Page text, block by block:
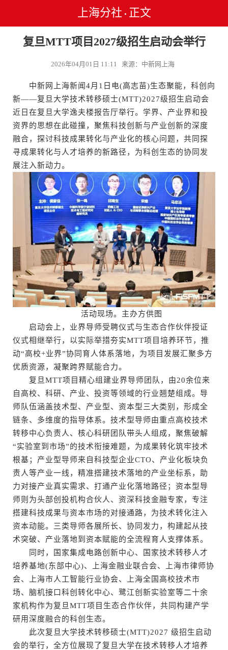
上海分社 • 正文
复旦MTT项目2027级招生启动会举行
2026年04月01日 11:11 来源：中新网上海
中新网上海新闻4月1日电(高志苗)生态聚能，科创向
新——复旦大学技术转移硕士(MTT)2027级招生启动会
近日在复旦大学逸夫楼报告厅举行。学界、产业界和投
资界的思想在此碰撞，聚焦科技创新与产业创新的深度
融合，探讨科技成果转化与产业化的核心问题，共同探
寻成果转化与人才培养的新路径，为科创生态的协同发
展注入新动力。
活动现场。主办方供图
启动会上，业界导师受聘仪式与生态合作伙伴授证
仪式相继举行，以实际举措夯实MTT项目培养环节，推
动“高校+业界”协同育人体系落地，为项目发展汇聚多方
优质资源，凝聚跨界赋能合力。
复旦MTT项目精心组建业界导师团队，由20余位来
自高校、科研、产业、投资等领域的行业翘楚组成。导
师队伍涵盖技术型、产业型、资本型三大类别，形成全
链条、多维度的指导体系。技术型导师由重点高校技术
转移中心负责人、核心科研团队带头人组成，聚焦破解
“实验室到市场”的技术衔接难题，为成果转化筑牢技术
根基；产业型导师来自科技型企业CTO、产业化板块负
责人等产业一线，精准搭建技术落地的产业坐标系，助
力对接产业真实需求、打通产业化落地路径；资本型导
师则为头部创投机构合伙人、资深科技金融专家，专注
搭建科技成果与资本市场的对接通路，为技术转化注入
资本动能。三类导师各展所长、协同发力，构建起从技
术突破、产业落地到资本赋能的全流程育人支撑体系。
同时，国家集成电路创新中心、国家技术转移人才
培养基地(东部中心)、上海金融业联合会、上海市律师协
会、上海市人工智能行业协会、上海全国高校技术市
场、脑机接口科创转化中心、鹭江创新实验室等二十余
家机构作为复旦MTT项目生态合作伙伴，共同构建产学
研用深度融合的科创生态。
此次复旦大学技术转移硕士(MTT)2027 级招生启动
会的举行，全方位展现了复旦大学在技术转移人才培养